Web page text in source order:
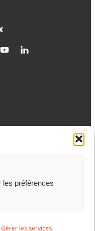
Gérer les services
les préférences
googleplusgoogleplus